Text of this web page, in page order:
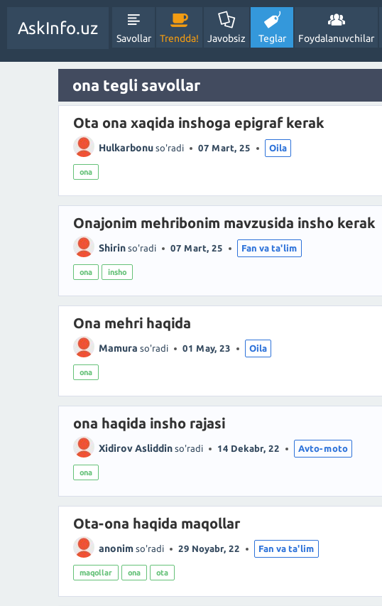
AskInfo.uz
Savollar Trendda! Javobsiz Teglar Foydalanuvchilar
ona tegli savollar
Ota ona xaqida inshoga epigraf kerak
Hulkarbonu so'radi 07 Mart, 25 Oila
ona
Onajonim mehribonim mavzusida insho kerak
Shirin so'radi 07 Mart, 25 Fan va ta'lim
ona insho
Ona mehri haqida
Mamura so'radi 01 May, 23 Oila
ona
ona haqida insho rajasi
Xidirov Asliddin so'radi 14 Dekabr, 22 Avto-moto
ona
Ota-ona haqida maqollar
anonim so'radi 29 Noyabr, 22 Fan va ta'lim
maqollar ona ota